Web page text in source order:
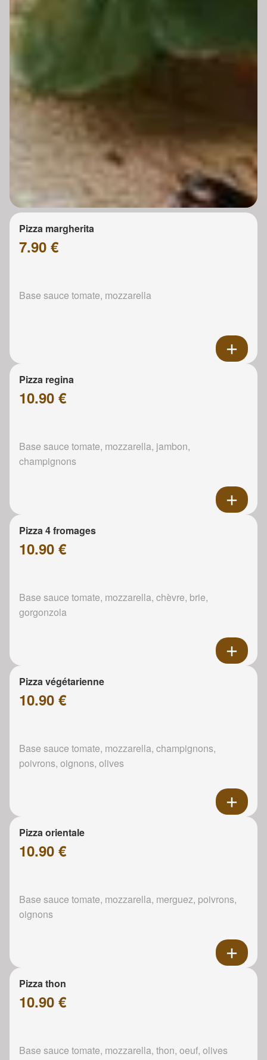
Pizza margherita
7.90 €
Base sauce tomate, mozzarella
Pizza regina
10.90 €
Base sauce tomate, mozzarella, jambon,
champignons
Pizza 4 fromages
10.90 €
Base sauce tomate, mozzarella, chèvre, brie,
gorgonzola
Pizza végétarienne
10.90 €
Base sauce tomate, mozzarella, champignons,
poivrons, oignons, olives
Pizza orientale
10.90 €
Base sauce tomate, mozzarella, merguez, poivrons,
oignons
Pizza thon
10.90 €
Base sauce tomate, mozzarella, thon, oeuf, olives